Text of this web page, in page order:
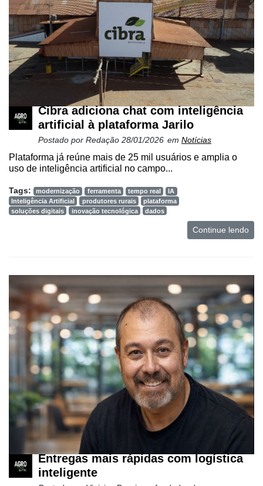
Cibra adiciona chat com inteligência
artificial à plataforma Jarilo
Postado por Redação 28/01/2026 em Notícias
Plataforma já reúne mais de 25 mil usuários e amplia o
uso de inteligência artificial no campo...
Tags: modernização ferramenta tempo real
IA
Inteligência Artificial
produtores rurais
plataforma
soluções digitais
inovação tecnológica dados
Continue lendo
Entregas mais rápidas com logística
inteligente